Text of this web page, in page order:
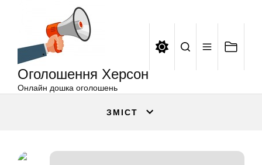
Оголошення Херсон
Онлайн дошка оголошень
ЗМІСТ